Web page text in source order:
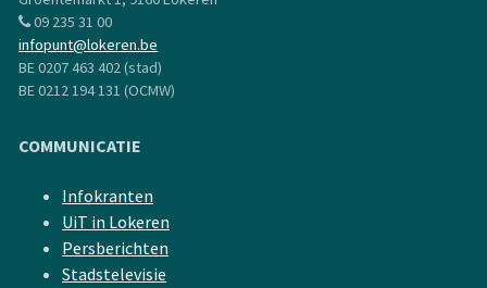
09 235 31 00
infopunt@lokeren.be
BE 0207 463 402 (stad)
BE 0212 194 131 (OCMW)
COMMUNICATIE
Infokranten
UiT in Lokeren
Persberichten
Stadstelevisie